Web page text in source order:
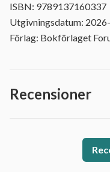
ISBN: 9789137160337
Utgivningsdatum:
Förlag: Bokförlaget
Recensioner